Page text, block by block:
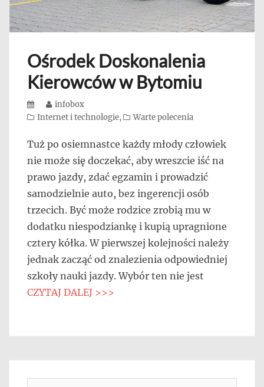
Ośrodek Doskonalenia
Kierowców w Bytomiu
Posted
on
Author
infobox
Categories
Internet i technologie, Warte polecenia
Tuż po osiemnastce każdy młody człowiek
nie może się doczekać, aby wreszcie iść na
prawo jazdy, zdać egzamin i prowadzić
samodzielnie auto, bez ingerencji osób
trzecich. Być może rodzice zrobią mu w
dodatku niespodziankę i kupią upragnione
cztery kółka. W pierwszej kolejności należy
jednak zacząć od znalezienia odpowiedniej
szkoły nauki jazdy. Wybór ten nie jest
CZYTAJ DALEJ >>>